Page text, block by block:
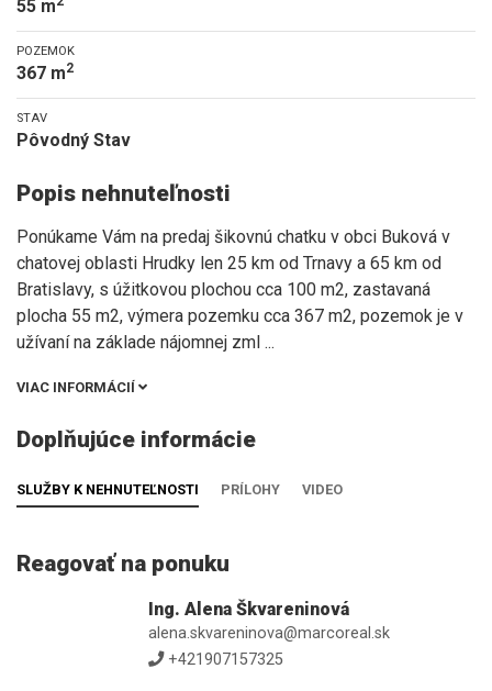
55 m
POZEMOK
367 m2
STAV
Pôvodný Stav
Popis nehnuteľnosti
Ponúkame Vám na predaj šikovnú chatku v obci Buková v
chatovej oblasti Hrudky len 25 km od Trnavy a 65 km od
Bratislavy, s úžitkovou plochou cca 100 m2, zastavaná
plocha 55 m2, výmera pozemku cca 367 m2, pozemok je v
užívaní na základe nájomnej zml ...
VIAC INFORMÁCIÍ
Doplňujúce informácie
SLUŽBY K NEHNUTEĽNOSTI PRÍLOHY VIDEO
Reagovať na ponuku
Ing. Alena Škvareninová
alena.skvareninova@marcoreal.sk
+421907157325